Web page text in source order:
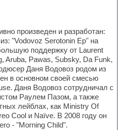
произведен и разработан:
"Vodovoz Serotonin Ep" на
поддержку от Laurent
Aruba, Pawas, Subsky, Da Funk,
Даня Водовоз родом из
в основном своей смесью
Даня Водовоз сотрудничал с
Раулем Пазом, а также
лейблах, как Ministry Of
Cool и Naïve. В 2008 году он
- "Morning Child".